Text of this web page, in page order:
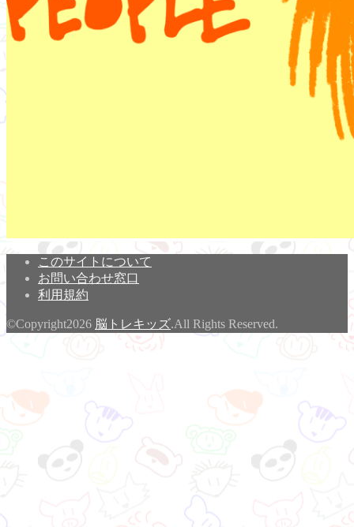
このサイトについて
お問い合わせ窓口
利用規約
©Copyright2026 脳トレキッズ.All Rights Reserved.